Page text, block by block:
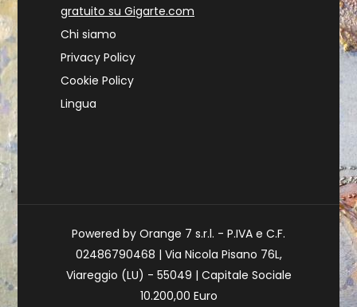
gratuito su Gigarte.com
Chi siamo
Privacy Policy
Cookie Policy
Lingua
Powered by Orange 7 s.r.l. - P.IVA e C.F.
02486790468 | Via Nicola Pisano 76L,
Viareggio (LU) - 55049 | Capitale Sociale
10.200,00 Euro